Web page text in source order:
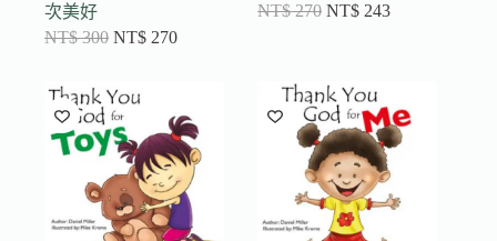
次美好
NT$300 NT$ 270
NT$270 NT$ 243